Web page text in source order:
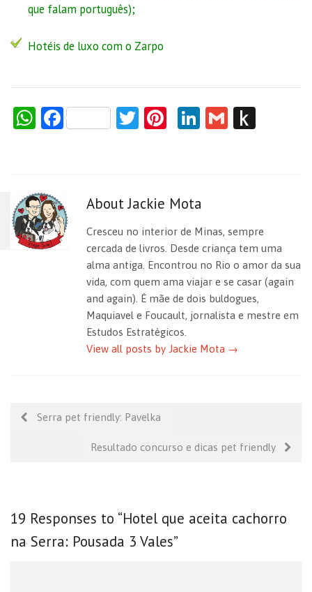
que falam português);
Hotéis de luxo com o Zarpo
W
A
p
p
F
b
o
T
Pi
t
Li
dI
n
G
n
dl
e
About Jackie Mota
Cresceu no interior de Minas, sempre
cercada de livros. Desde criança tem uma
alma antiga. Encontrou no Rio o amor da sua
vida, com quem ama viajar e se casar (again
and again). É mãe de dois buldogues,
Maquiavel e Foucault, jornalista e mestre em
Estudos Estratégicos.
View all posts by Jackie Mota →
Serra pet friendly: Pavelka
Resultado concurso e dicas pet friendly
19 Responses to “Hotel que aceita cachorro
na Serra: Pousada 3 Vales”